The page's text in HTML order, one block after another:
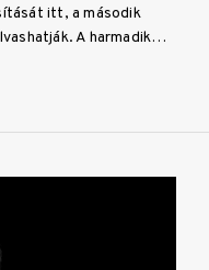
itt, a második
A harmadik…